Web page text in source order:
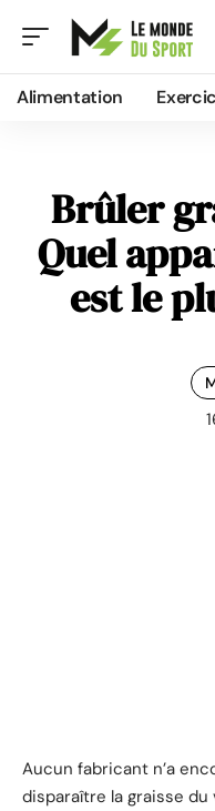
Alimentation
Brûler
Quel
est le
Aucun fabricant n’a
disparaître la graisse